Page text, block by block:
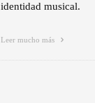
identidad musical.
Leer mucho más